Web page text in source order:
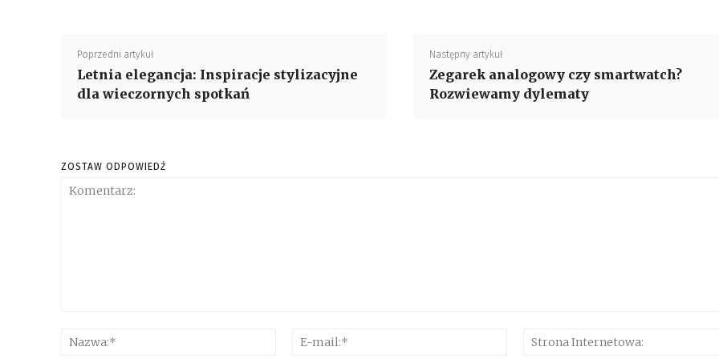
Poprzedni artykuł
Letnia elegancja: Inspiracje stylizacyjne
dla wieczornych spotkań
Następny artykuł
Zegarek analogowy czy smartwatch?
Rozwiewamy dylematy
ZOSTAW ODPOWIEDŹ
Nazwa:*